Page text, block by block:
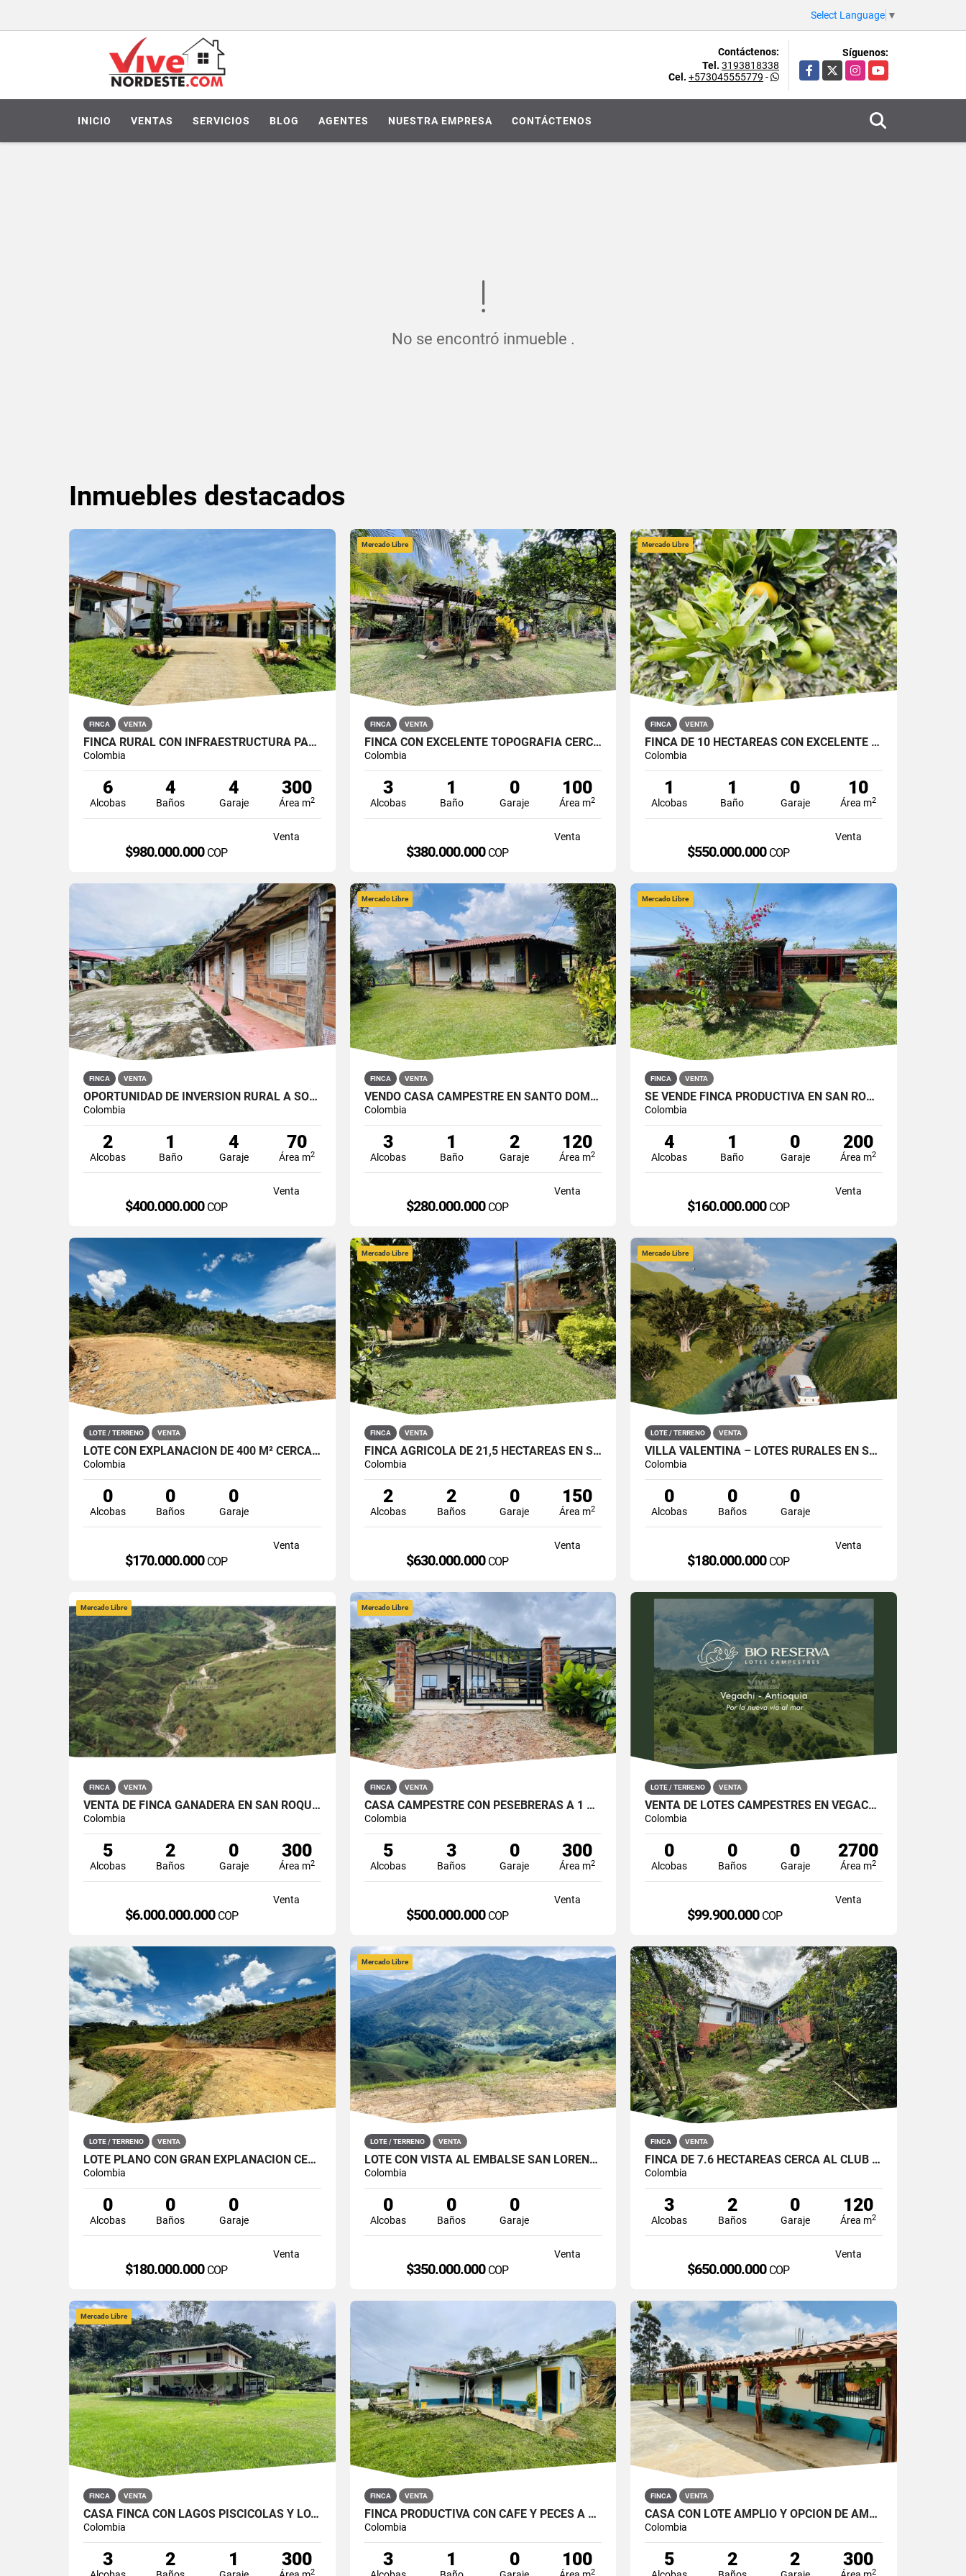
Select Language ▼
Contáctenos:
Tel. 3193818338
Cel. +573045555779 -
Síguenos:
Facebook
X InstagramYouTube
INICIO VENTAS SERVICIOS BLOG AGENTES NUESTRA EMPRESA CONTÁCTENOS
No se encontró inmueble .
Inmuebles destacados
FINCA VENTA
FINCA RURAL CON INFRAESTRUCTURA PARA LECHERÍA EN SAN ROQUE, ANTIOQUIA
Colombia
6
Alcobas
4
Baños
4
Garaje
300
Área m2
Venta
$980.000.000 COP
Mercado Libre
FINCA VENTA
FINCA CON EXCELENTE TOPOGRAFÍA CERCA DE VILLA LAURA EN SAN ROQUE
Colombia
3
Alcobas
1
Baño
0
Garaje
100
Área m2
Venta
$380.000.000 COP
Mercado Libre
FINCA VENTA
FINCA DE 10 HECTÁREAS CON EXCELENTE TOPOGRAFÍA EN SAN ROQUE
Colombia
1
Alcobas
1
Baño
0
Garaje
10
Área m2
Venta
$550.000.000 COP
FINCA VENTA
OPORTUNIDAD DE INVERSIÓN RURAL A SOLO 20 MINUTOS DE SAN ROQUE.
Colombia
2
Alcobas
1
Baño
4
Garaje
70
Área m2
Venta
$400.000.000 COP
Mercado Libre
FINCA VENTA
VENDO CASA CAMPESTRE EN SANTO DOMINGO, ANTIOQUIA
Colombia
3
Alcobas
1
Baño
2
Garaje
120
Área m2
Venta
$280.000.000 COP
Mercado Libre
FINCA VENTA
SE VENDE FINCA PRODUCTIVA EN SAN ROQUE, ANTIOQUIA.
Colombia
4
Alcobas
1
Baño
0
Garaje
200
Área m2
Venta
$160.000.000 COP
LOTE / TERRENO VENTA
LOTE CON EXPLANACIÓN DE 400 M² CERCA DE SANTO DOMINGO, ANTIOQUIA
Colombia
0
Alcobas
0
Baños
0
Garaje
Venta
$170.000.000 COP
Mercado Libre
FINCA VENTA
FINCA AGRÍCOLA DE 21,5 HECTÁREAS EN SAN ROQUE, ANTIOQUIA
Colombia
2
Alcobas
2
Baños
0
Garaje
150
Área m2
Venta
$630.000.000 COP
Mercado Libre
LOTE / TERRENO VENTA
VILLA VALENTINA – LOTES RURALES EN SAN ROQUE, ANTIOQUIA
Colombia
0
Alcobas
0
Baños
0
Garaje
Venta
$180.000.000 COP
Mercado Libre
FINCA VENTA
VENTA DE FINCA GANADERA EN SAN ROQUE, ANTIOQUIA
Colombia
5
Alcobas
2
Baños
0
Garaje
300
Área m2
Venta
$6.000.000.000 COP
Mercado Libre
FINCA VENTA
CASA CAMPESTRE CON PESEBRERAS A 1 KM DEL PARQUE DE SAN ROQUE
Colombia
5
Alcobas
3
Baños
0
Garaje
300
Área m2
Venta
$500.000.000 COP
LOTE / TERRENO VENTA
VENTA DE LOTES CAMPESTRES EN VEGACHÍ, ANTIOQUIA
Colombia
0
Alcobas
0
Baños
0
Garaje
2700
Área m2
Venta
$99.900.000 COP
LOTE / TERRENO VENTA
LOTE PLANO CON GRAN EXPLANACIÓN CERCA DE SANTO DOMINGO, ANTIOQUIA
Colombia
0
Alcobas
0
Baños
0
Garaje
Venta
$180.000.000 COP
Mercado Libre
LOTE / TERRENO VENTA
LOTE CON VISTA AL EMBALSE SAN LORENZO EN SAN ROQUE
Colombia
0
Alcobas
0
Baños
0
Garaje
Venta
$350.000.000 COP
FINCA VENTA
FINCA DE 7.6 HECTÁREAS CERCA AL CLUB CAMPESTRE VILLA LAURA
Colombia
3
Alcobas
2
Baños
0
Garaje
120
Área m2
Venta
$650.000.000 COP
Mercado Libre
FINCA VENTA
CASA FINCA CON LAGOS PISCÍCOLAS Y LOTE PLANO EN SAN ROQUE
Colombia
3 2 1 300
2
FINCA VENTA
FINCA PRODUCTIVA CON CAFÉ Y PECES A 5 KM DEL PARQUE SAN ROQUE
Colombia
3 1 0 100
2
FINCA VENTA
CASA CON LOTE AMPLIO Y OPCIÓN DE AMPLIAR EN SAN ROQUE
Colombia
5 2 2 300
2